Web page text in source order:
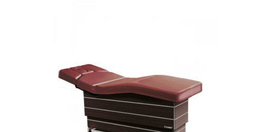
product
has
multiple
variants.